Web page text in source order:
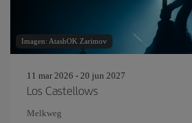
Imagen: AtashOK Zarimov
11 mar 2026 - 20 jun 2027
Los Castellows
Melkweg